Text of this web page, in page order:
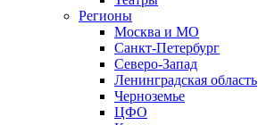
Регионы
Москва и МО
Санкт-Петербург
Северо-Запад
Ленинградская область
Черноземье
ЦФО